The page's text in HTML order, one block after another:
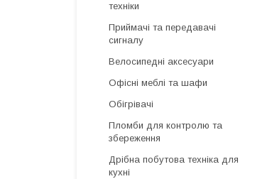
техніки
Приймачі та передавачі
сигналу
Велосипедні аксесуари
Офісні меблі та шафи
Обігрівачі
Пломби для контролю та
збереження
Дрібна побутова техніка для
кухні